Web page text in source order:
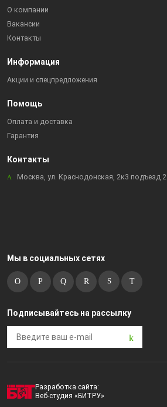
О компании
Вакансии
Контакты
Информация
Акции и спецпредложения
Помощь
Оплата и доставка
Гарантия
Контакты
Москва, ул. Краснодонская, 2к3 подъезд 2
Мы в социальных сетях
Подписывайтесь на рассылку
Разработка сайта:
Веб-студия «БИТРУ»